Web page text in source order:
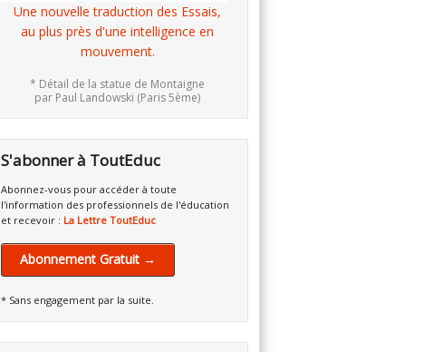
Une nouvelle traduction des Essais,
au plus près d'une intelligence en
mouvement.
* Détail de la statue de Montaigne
par Paul Landowski (Paris 5ème)
S'abonner à ToutEduc
Abonnez-vous pour accéder à toute
l'information des professionnels de l'éducation
et recevoir : La Lettre ToutEduc
Abonnement Gratuit →
* Sans engagement par la suite.